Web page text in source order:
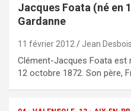
Jacques Foata (né en
Gardanne
11 février 2012 Jean Desbois
Clément-Jacques Foata est
12 octobre 1872. Son père,